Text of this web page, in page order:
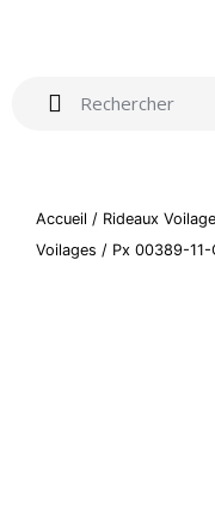
Accueil / Rideaux
Voilages / Px 00389-11-